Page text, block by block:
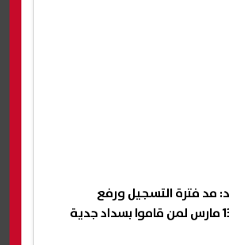
مد فترة التسجيل ورفع
المستندات لـ 13 مارس لمن قاموا بسداد جدية